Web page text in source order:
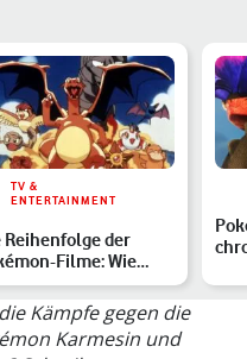
TV &
ENTERTAINMENT
Reihenfolge der
Filme: Wie
Du die Animes
der
Kämpfe gegen die
Karmesin und